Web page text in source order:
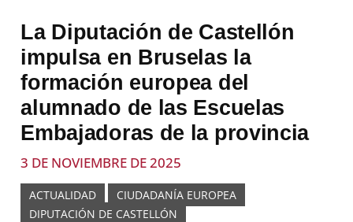
La Diputación de Castellón
impulsa en Bruselas la
formación europea del
alumnado de las Escuelas
Embajadoras de la provincia
3 DE NOVIEMBRE DE 2025
ACTUALIDAD
CIUDADANÍA EUROPEA
DIPUTACIÓN DE CASTELLÓN